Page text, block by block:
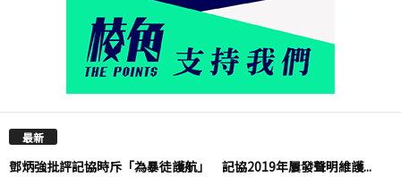
最新
鄧炳強批評記協時斥「為暴徒護航」 記協2019年屢發聲明維護...